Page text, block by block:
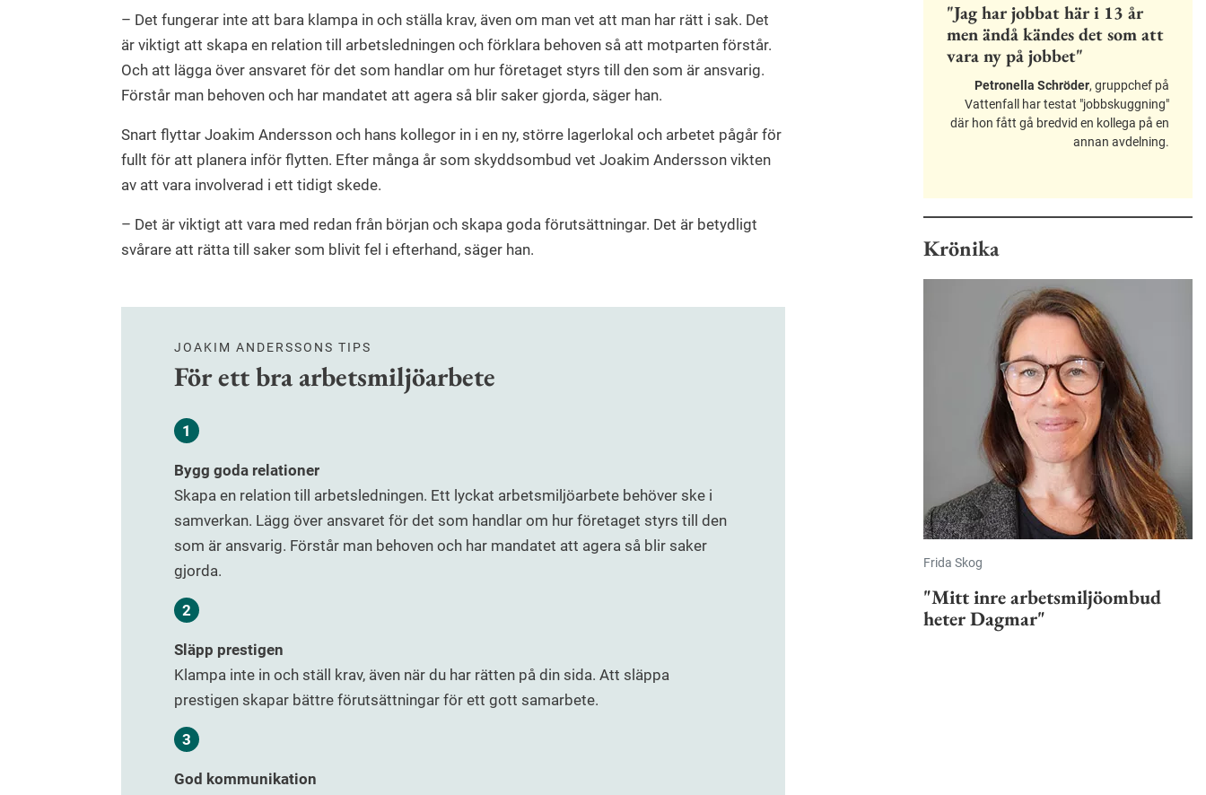
– Det fungerar inte att bara klampa in och ställa krav, även om man vet att man har rätt i sak. Det
är viktigt att skapa en relation till arbetsledningen och förklara behoven så att motparten förstår.
Och att lägga över ansvaret för det som handlar om hur företaget styrs till den som är ansvarig.
Förstår man behoven och har mandatet att agera så blir saker gjorda, säger han.
Snart flyttar Joakim Andersson och hans kollegor in i en ny, större lagerlokal och arbetet pågår för
fullt för att planera inför flytten. Efter många år som skyddsombud vet Joakim Andersson vikten
av att vara involverad i ett tidigt skede.
– Det är viktigt att vara med redan från början och skapa goda förutsättningar. Det är betydligt
svårare att rätta till saker som blivit fel i efterhand, säger han.
JOAKIM ANDERSSONS TIPS
För ett bra arbetsmiljöarbete
Bygg goda relationer
Skapa en relation till arbetsledningen. Ett lyckat arbetsmiljöarbete behöver ske i
samverkan. Lägg över ansvaret för det som handlar om hur företaget styrs till den
som är ansvarig. Förstår man behoven och har mandatet att agera så blir saker
gjorda.
Släpp prestigen
Klampa inte in och ställ krav, även när du har rätten på din sida. Att släppa
prestigen skapar bättre förutsättningar för ett gott samarbete.
God kommunikation
"Jag har jobbat här i 13 år
men ändå kändes det som att
vara ny på jobbet"
Petronella Schröder, gruppchef på
Vattenfall har testat "jobbskuggning"
där hon fått gå bredvid en kollega på en
annan avdelning.
Krönika
Frida Skog
"Mitt inre arbetsmiljöombud
heter Dagmar"